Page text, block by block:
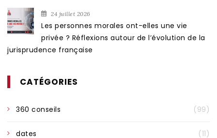
24 juillet 2026
Les personnes morales ont-elles une vie
privée ? Réflexions autour de l’évolution de la
jurisprudence française
CATÉGORIES
360 conseils (99)
dates (11)